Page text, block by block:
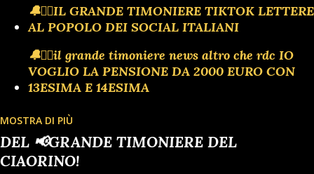
🔔🏴‍☠️IL GRANDE TIMONIERE TIKTOK LETTERE
AL POPOLO DEI SOCIAL ITALIANI
🔔🏴‍☠️il grande timoniere news altro che rdc IO
VOGLIO LA PENSIONE DA 2000 EURO CON
13ESIMA E 14ESIMA
🔔🗣️ULTIM'ORA TIK TOK IL MEGLIO DI
ANTONIO BARBUTO PRESIDENTE DEL
CIAORINOCLUB
MOSTRA DI PIÙ
DEL 📢GRANDE TIMONIERE DEL
CIAORINO!